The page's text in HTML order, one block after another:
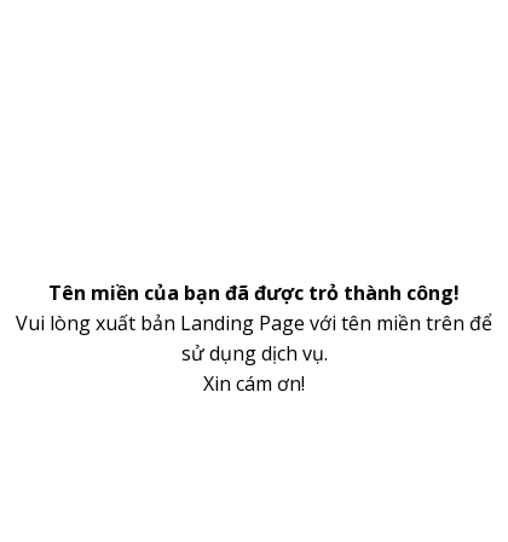
Tên miền của bạn đã được trỏ thành công!
Vui lòng xuất bản Landing Page với tên miền trên để
sử dụng dịch vụ.
Xin cám ơn!